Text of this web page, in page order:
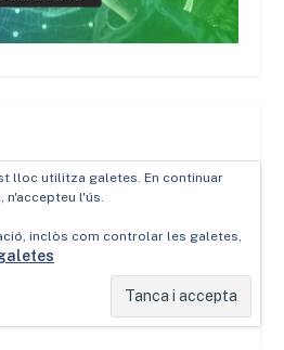
lloc utilitza galetes. En continuar
l'ús.
inclòs com controlar les galetes,